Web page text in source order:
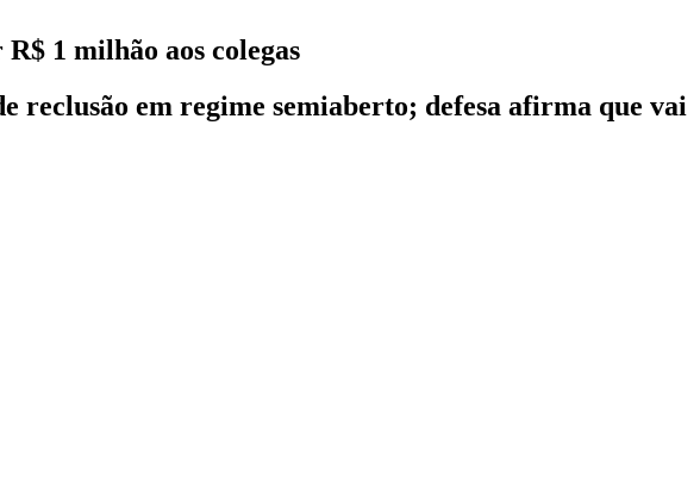
1 milhão aos colegas
reclusão em regime semiaberto; defesa afirma que vai